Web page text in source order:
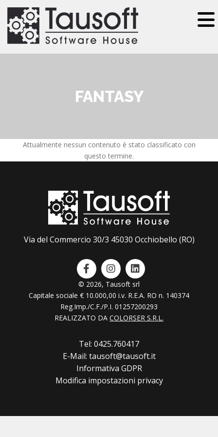
Salta al contenuto principale
FANTASY
Attualmente nessun contenuto è stato classificato con
questo termine.
Via del Commercio 30/3 45030 Occhiobello (RO)
© 2026, Tausoft srl
Capitale sociale € 10.000,00 i.v. R.E.A. RO n. 140374
Reg.Imp./C.F./P.I. 01257200293
REALIZZATO DA COLORSER S.R.L.
Tel: 0425.760417
E-Mail: tausoft@tausoft.it
Informativa GDPR
Modifica impostazioni privacy